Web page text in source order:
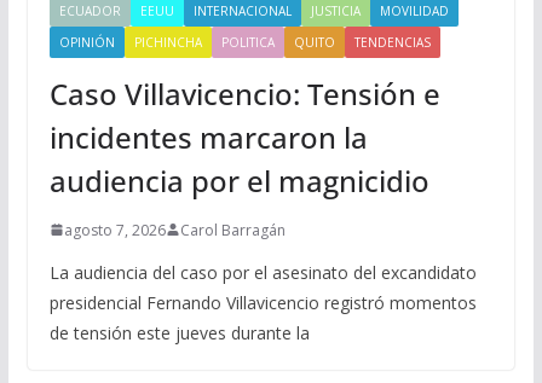
ECUADOR EEUU INTERNACIONAL JUSTICIA
MOVILIDAD
OPINIÓN
PICHINCHA POLITICA QUITO TENDENCIAS
Caso Villavicencio: Tensión e
incidentes marcaron la
audiencia por el magnicidio
agosto 7, 2026 Carol Barragán
La audiencia del caso por el asesinato del excandidato
presidencial Fernando Villavicencio registró momentos
de tensión este jueves durante la